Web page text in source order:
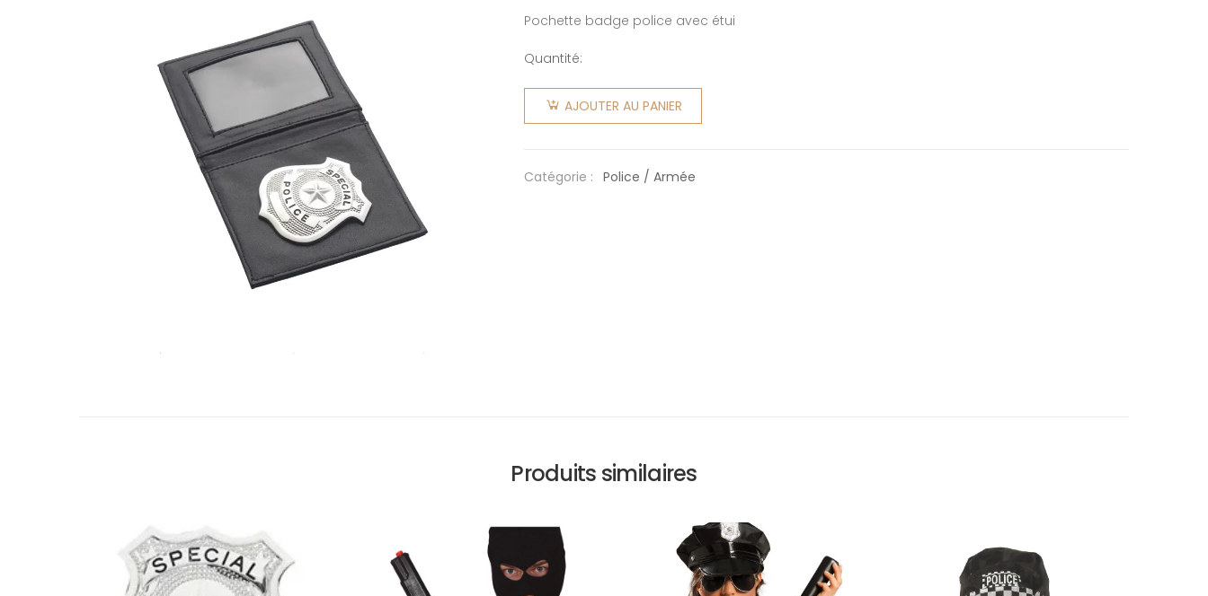
Pochette badge police avec étui
Quantité:
quantité
de Badge
de police
AJOUTER AU PANIER
Catégorie : Police / Armée
Produits similaires